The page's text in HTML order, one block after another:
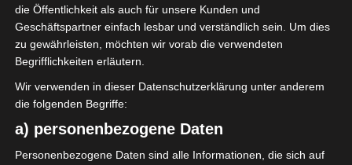
30 Mai 2026
Meisterschaft Tunesien 2025/2026 - Ligue 2
- Ligue 2 - Aufstiegsrunde & Meisterschaft
Halbzeit: 2-0
Finale - CS Hammam-Lif
steigt auf
die Öffentlichkeit als auch für unsere Kunden und
Geschäftspartner einfach lesbar und verständlich sein. Um dies
zu gewährleisten, möchten wir vorab die verwendeten
Begrifflichkeiten erläutern.
Wir verwenden in dieser Datenschutzerklärung unter anderem
die folgenden Begriffe:
a) personenbezogene Daten
Personenbezogene Daten sind alle Informationen, die sich auf